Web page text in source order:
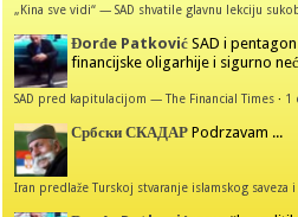
„Kina sve vidi“ — SAD shvatile glavnu lekciju
Đorđe Patković SAD i
financijske oligarhije i sigurno
SAD pred kapitulacijom — The Financial Times · 1
Србски СКАДАР Podrzavam ...
Iran predlaže Turskoj stvaranje islamskog saveza